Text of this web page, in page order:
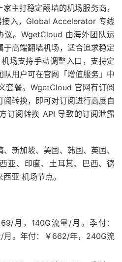
主打稳定翻墙的机场服务商，
接入，Global Accelerator 专线
议。WgetCloud 由海外团队运
高端翻墙机场，适合追求稳定
场支持手动调整入口，支持定
用户可在官网「增值服务」中
套餐。WgetCloud 官网有订阅
转换，即可对订阅进行高度自
订阅转换 API 导致的订阅泄露
新加坡、美国、韩国、英国、
亚、印度、土耳其、巴西、德
亚 机场节点。
月，140G流量/月。季付：
月。年付：￥662/年，240G流